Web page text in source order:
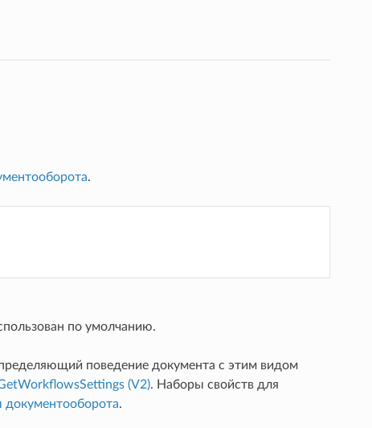
.
по умолчанию.
поведение документа с этим видом
(V2). Наборы свойств для
документооборота.